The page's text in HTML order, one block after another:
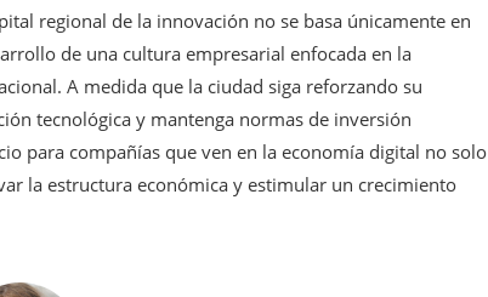
regional de la innovación no se basa únicamente en
de una cultura empresarial enfocada en la
A medida que la ciudad siga reforzando su
tecnológica y mantenga normas de inversión
para compañías que ven en la economía digital no solo
la estructura económica y estimular un crecimiento